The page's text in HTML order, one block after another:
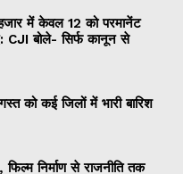
में केवल 12 को परमानेंट
CJI बोले- सिर्फ कानून से
को कई जिलों में भारी बारिश
निर्माण से राजनीति तक